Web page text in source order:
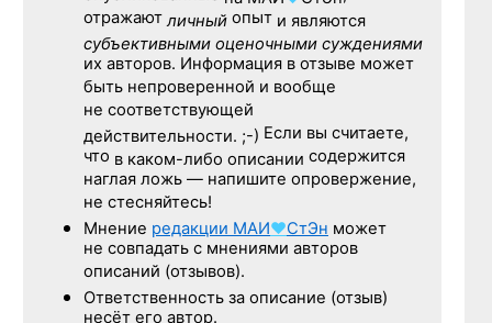
отражаютличный опыт и являются
субъективными оценочными суждениями
их авторов. Информация в отзыве может
быть непроверенной и вообще
не соответствующей
действительности. ;-) Если вы считаете,
что в каком-либо описании содержится
наглая ложь — напишите опровержение,
не стесняйтесь!
Мнение редакции МАИ♥СтЭн может
не совпадать с мнениями авторов
описаний (отзывов).
Ответственность за описание (отзыв)